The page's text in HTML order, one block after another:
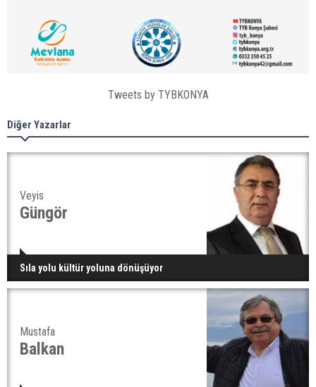
Tweets by TYBKONYA
Diğer Yazarlar
Veyis
Güngör
Sıla yolu kültür yoluna dönüşüyor
Mustafa
Balkan